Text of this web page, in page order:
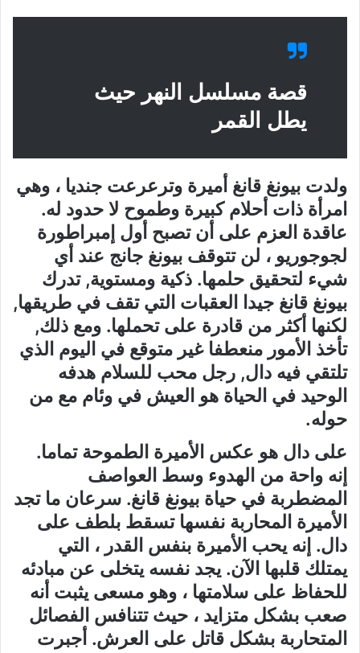
قصة مسلسل النهر حيث
يطل القمر
ولدت بيونغ قانغ أميرة وترعرعت جنديا ، وهي
امرأة ذات أحلام كبيرة وطموح لا حدود له.
عاقدة العزم على أن تصبح أول إمبراطورة
لجوجوريو ، لن تتوقف بيونغ جانج عند أي
شيء لتحقيق حلمها. ذكية ومستوية, تدرك
بيونغ قانغ جيدا العقبات التي تقف في طريقها,
لكنها أكثر من قادرة على تحملها. ومع ذلك,
تأخذ الأمور منعطفا غير متوقع في اليوم الذي
تلتقي فيه دال, رجل محب للسلام هدفه
الوحيد في الحياة هو العيش في وئام مع من
حوله.
على دال هو عكس الأميرة الطموحة تماما.
إنه واحة من الهدوء وسط العواصف
المضطربة في حياة بيونغ قانغ. سرعان ما تجد
الأميرة المحاربة نفسها تسقط بلطف على
دال. إنه يحب الأميرة بنفس القدر ، التي
يمتلك قلبها الآن. يجد نفسه يتخلى عن مبادئه
للحفاظ على سلامتها ، وهو مسعى يثبت أنه
صعب بشكل متزايد ، حيث تتنافس الفصائل
المتحاربة بشكل قاتل على العرش. أجبرت